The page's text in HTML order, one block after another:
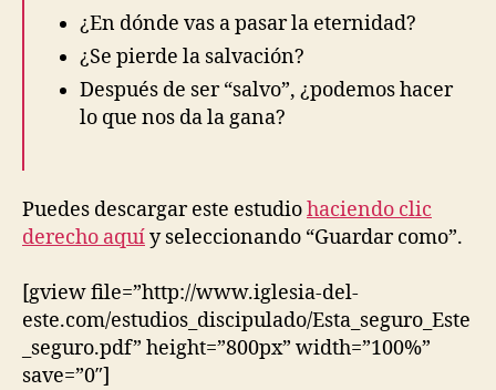
¿En dónde vas a pasar la eternidad?
¿Se pierde la salvación?
Después de ser “salvo”, ¿podemos hacer
lo que nos da la gana?
Puedes descargar este estudiohaciendo clic
derecho aquíy seleccionando “Guardar como”.
[gview file=”http://www.iglesia-del-
este.com/estudios_discipulado/Esta_seguro_Este
_seguro.pdf” height=”800px” width=”100%”
save=”0″]